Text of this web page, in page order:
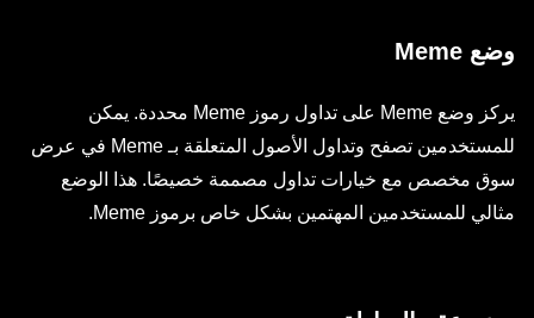
وضع Meme
يركز وضع Meme على تداول رموز Meme محددة. يمكن
للمستخدمين تصفح وتداول الأصول المتعلقة بـ Meme في عرض
سوق مخصص مع خيارات تداول مصممة خصيصًا. هذا الوضع
مثالي للمستخدمين المهتمين بشكل خاص برموز Meme.